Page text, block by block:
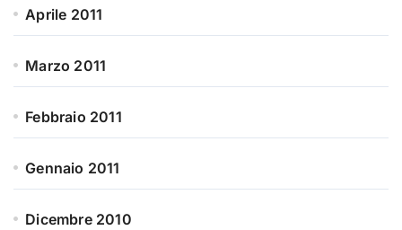
Aprile 2011
Marzo 2011
Febbraio 2011
Gennaio 2011
Dicembre 2010